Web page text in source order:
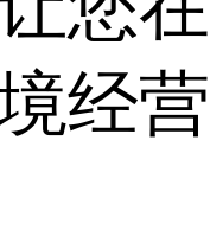
经